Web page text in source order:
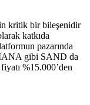
kritik bir bileşenidir
katkıda
pazarında
gibi SAND da
%15.000’den